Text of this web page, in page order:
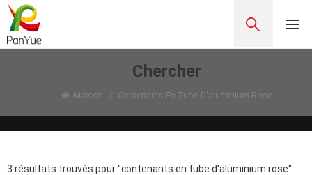
Chercher
Maison / Contenants En Tube D'aluminium Rose
3 résultats trouvés pour "contenants en tube d'aluminium rose"